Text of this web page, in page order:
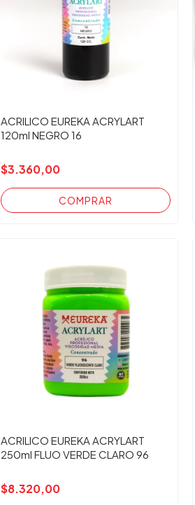
ACRILICO EUREKA ACRYLART
120ml NEGRO 16
$3.360,00
ACRILICO EUREKA ACRYLART
250ml FLUO VERDE CLARO 96
$8.320,00